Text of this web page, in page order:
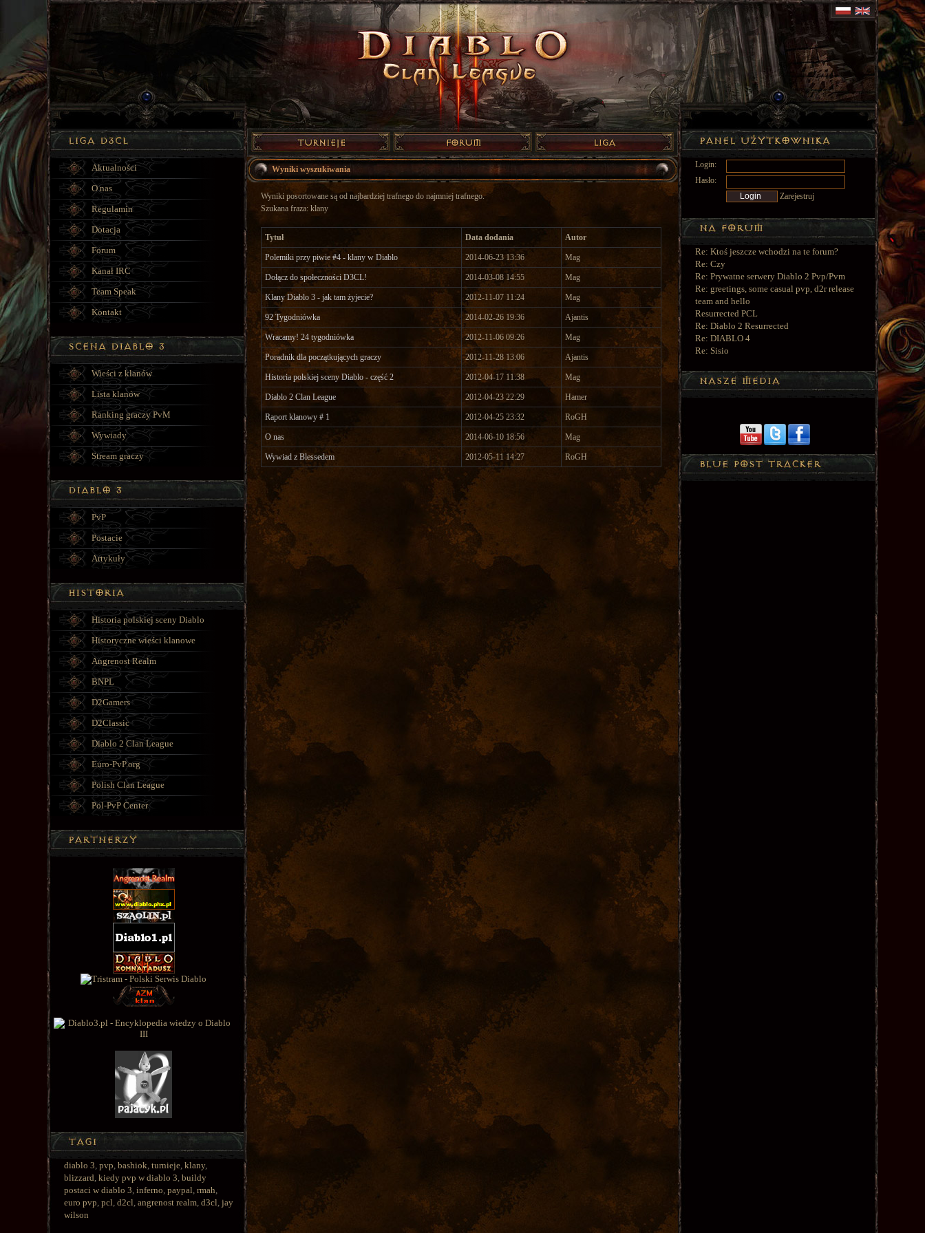
Wyniki wyszukiwania
Wyniki posortowane są od najbardziej trafnego do najmniej trafnego.
Szukana fraza: klany
Tytuł Data dodania Autor
Polemiki przy piwie #4 - klany w Diablo 2014-06-23 13:36 Mag
Dołącz do społeczności D3CL! 2014-03-08 14:55 Mag
Klany Diablo 3 - jak tam żyjecie? 2012-11-07 11:24 Mag
92 Tygodniówka 2014-02-26 19:36 Ajantis
Wracamy! 24 tygodniówka 2012-11-06 09:26 Mag
Poradnik dla początkujących graczy 2012-11-28 13:06 Ajantis
Historia polskiej sceny Diablo - część 2 2012-04-17 11:38 Mag
Diablo 2 Clan League 2012-04-23 22:29 Hamer
Raport klanowy # 1 2012-04-25 23:32 RoGH
O nas 2014-06-10 18:56 Mag
Wywiad z Blessedem 2012-05-11 14:27 RoGH
Aktualności
O nas
Regulamin
Dotacja
Forum
Kanał IRC
Team Speak
Kontakt
Wieści z klanów
Lista klanów
Ranking graczy PvM
Wywiady
Stream graczy
PvP
Postacie
Artykuły
Historia polskiej sceny Diablo
Historyczne wieści klanowe
Angrenost Realm
BNPL
D2Gamers
D2Classic
Diablo 2 Clan League
Euro-PvP.org
Polish Clan League
Pol-PvP Center
diablo 3, pvp, bashiok, turnieje, klany,
blizzard, kiedy pvp w diablo 3, buildy
postaci w diablo 3, inferno, paypal, rmah,
euro pvp, pcl, d2cl, angrenost realm, d3cl, jay
wilson
Login:
Hasło:
Zarejestruj
Re: Ktoś jeszcze wchodzi na te forum?
Re: Czy
Re: Prywatne serwery Diablo 2 Pvp/Pvm
Re: greetings, some casual pvp, d2r release
team and hello
Resurrected PCL
Re: Diablo 2 Resurrected
Re: DIABLO 4
Re: Sisio